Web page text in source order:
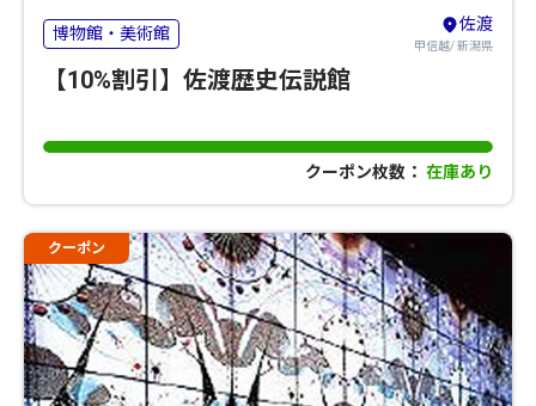
博物館・美術館 佐渡
甲信越/ 新潟県
【10%割引】佐渡歴史伝説館
クーポン枚数： 在庫あり
クーポン